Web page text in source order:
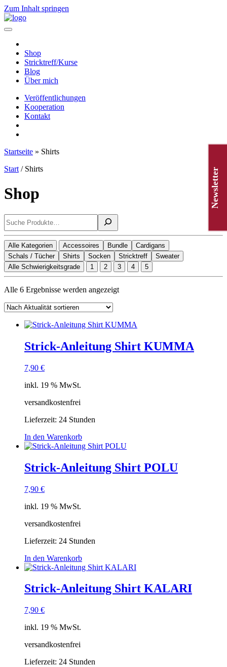
Zum Inhalt springen
Hauptnavigation
Shop
Stricktreff/Kurse
Blog
Über mich
Veröffentlichungen
Kooperation
Kontakt
Startseite » Shirts
Start / Shirts
Shop
Suchen
Alle Kategorien Accessoires Bundle
Cardigans
Schals / Tücher
Shirts Socken Stricktreff
Sweater
Alle Schwierigkeitsgrade
1 2 3 4 5
Alle 6 Ergebnisse werden angezeigtNach
Strick-Anleitung Shirt KUMMA
7,90 €
inkl. 19 % MwSt.
versandkostenfrei
Lieferzeit: 24 Stunden
In den Warenkorb
Strick-Anleitung Shirt POLU
7,90 €
inkl. 19 % MwSt.
versandkostenfrei
Lieferzeit: 24 Stunden
In den Warenkorb
Strick-Anleitung Shirt KALARI
7,90 €
inkl. 19 % MwSt.
versandkostenfrei
Lieferzeit: 24 Stunden
Newsletter